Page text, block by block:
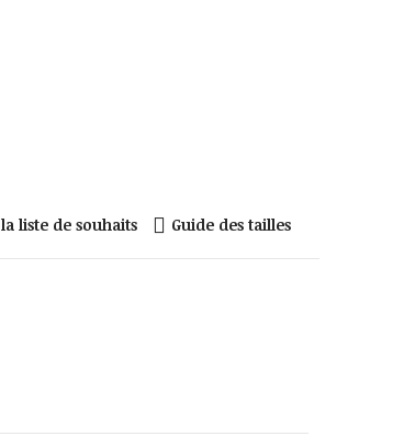
liste de souhaits Guide des tailles